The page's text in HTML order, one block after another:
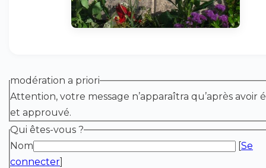
modération a priori
Attention, votre message n’apparaîtra qu’après avoir
et approuvé.
Qui êtes-vous ?
Nom
[Se
connecter]